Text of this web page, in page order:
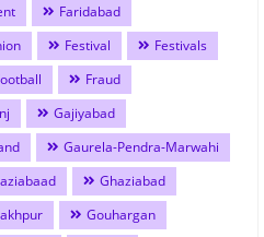
Faridabad
Festival
Festivals
Fraud
Gajiyabad
Gaurela-Pendra-Marwahi
Ghaziabad
Gouhargan